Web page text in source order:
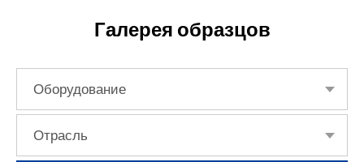
Галерея образцов
Оборудование
Отрасль